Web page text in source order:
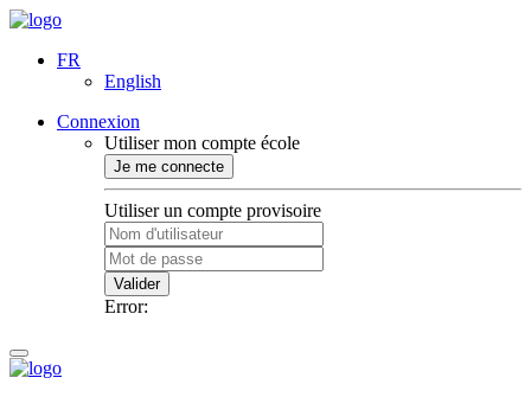
FR
English
Connexion
Utiliser mon compte école
Je me connecte
Utiliser un compte provisoire
Valider
Error: